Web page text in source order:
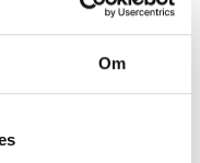
Om